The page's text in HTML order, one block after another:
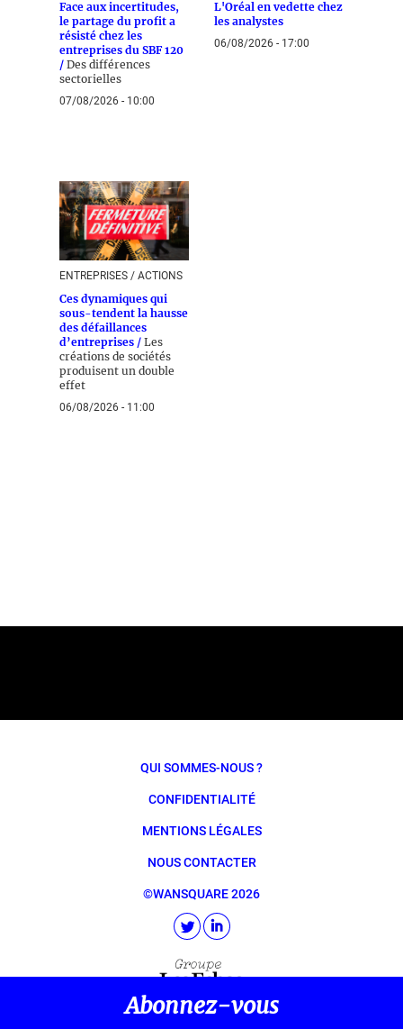
Face aux incertitudes,
le partage du profit a
résisté chez les
entreprises du SBF 120
/ Des différences
sectorielles
07/08/2026 - 10:00
L'Oréal en vedette chez
les analystes
06/08/2026 - 17:00
ENTREPRISES / ACTIONS
Ces dynamiques qui
sous-tendent la hausse
des défaillances
d’entreprises / Les
créations de sociétés
produisent un double
effet
06/08/2026 - 11:00
QUI SOMMES-NOUS ?
CONFIDENTIALITÉ
MENTIONS LÉGALES
NOUS CONTACTER
©WANSQUARE 2026
Abonnez-vous